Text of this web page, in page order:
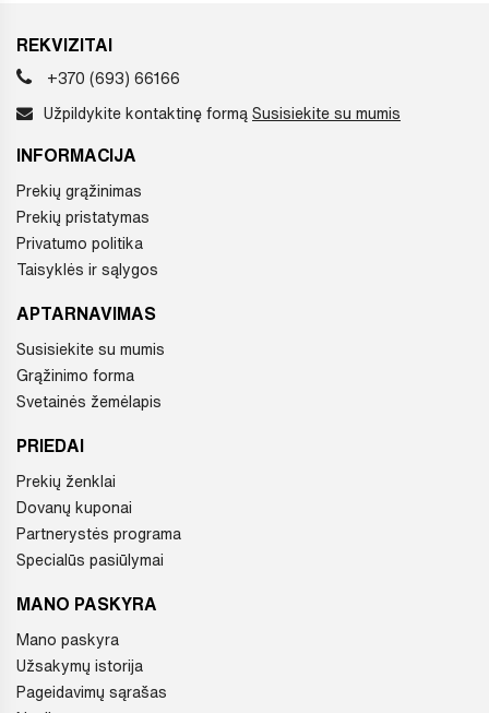
REKVIZITAI
+370 (693) 66166
Užpildykite kontaktinę formą Susisiekite su mumis
INFORMACIJA
Prekių grąžinimas
Prekių pristatymas
Privatumo politika
Taisyklės ir sąlygos
APTARNAVIMAS
Susisiekite su mumis
Grąžinimo forma
Svetainės žemėlapis
PRIEDAI
Prekių ženklai
Dovanų kuponai
Partnerystės programa
Specialūs pasiūlymai
MANO PASKYRA
Mano paskyra
Užsakymų istorija
Pageidavimų sąrašas